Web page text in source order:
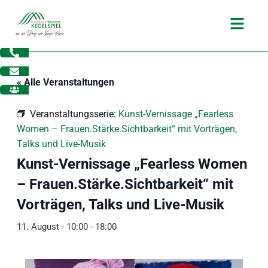
Inhalt
springen
Main
« Alle Veranstaltungen
Veranstaltungsserie: Kunst-Vernissage „Fearless
Women – Frauen.Stärke.Sichtbarkeit“ mit Vorträgen,
Talks und Live-Musik
Kunst-Vernissage „Fearless Women
– Frauen.Stärke.Sichtbarkeit“ mit
Vorträgen, Talks und Live-Musik
11. August - 10:00- 18:00